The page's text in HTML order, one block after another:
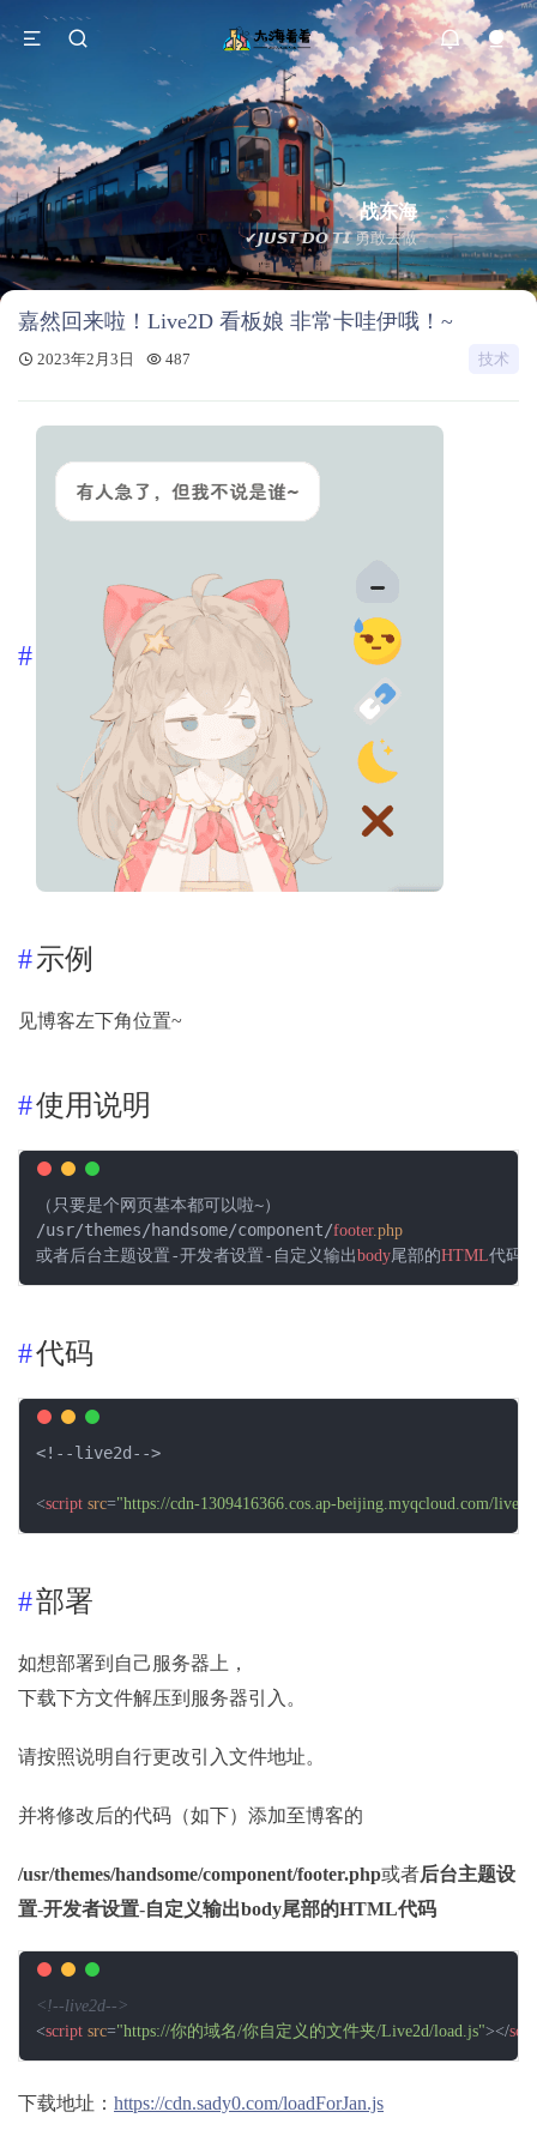
战东海
✔𝙅𝙐𝙎𝙏 𝘿𝙊 𝙏𝙄 勇敢去做
嘉然回来啦！Live2D 看板娘 非常卡哇伊哦！~
2023年2月3日 487 技术
示例
见博客左下角位置~
使用说明
（只要是个网页基本都可以啦~）
/usr/themes/handsome/component/footer.php
或者后台主题设置-开发者设置-自定义输出body尾部的HTML代码
代码
<!--live2d-->
<script src="https://cdn-1309416366.cos.ap-beijing.myqcloud.com/
部署
如想部署到自己服务器上，
下载下方文件解压到服务器引入。
请按照说明自行更改引入文件地址。
并将修改后的代码（如下）添加至博客的
/usr/themes/handsome/component/footer.php或者后台主题设
置-开发者设置-自定义输出body尾部的HTML代码
<!--live2d-->
<script src="https://你的域名/你自定义的文件夹/Live2d/load.js"></
下载地址： https://cdn.sady0.com/loadForJan.js